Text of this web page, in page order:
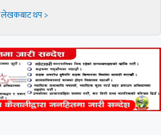
लेखकबाट थप >